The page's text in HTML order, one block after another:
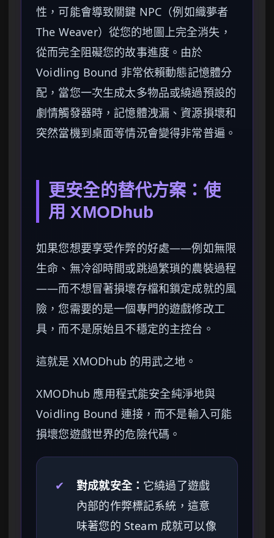
性，可能會導致關鍵 NPC（例如織夢者
The Weaver）從您的地圖上完全消失，
從而完全阻礙您的故事進度。由於
Voidling Bound 非常依賴動態記憶體分
配，當您一次生成太多物品或繞過預設的
劇情觸發器時，記憶體洩漏、資源損壞和
突然當機到桌面等情況會變得非常普遍。
更安全的替代方案：使
用 XMODhub
如果您想要享受作弊的好處——例如無限
生命、無冷卻時間或跳過繁瑣的農裝過程
——而不想冒著損壞存檔和鎖定成就的風
險，您需要的是一個專門的遊戲修改工
具，而不是原始且不穩定的主控台。
這就是 XMODhub 的用武之地。
XMODhub 應用程式能安全純淨地與
Voidling Bound 連接，而不是輸入可能
損壞您遊戲世界的危險代碼。
✔ 對成就安全： 它繞過了遊戲
內部的作弊標記系統，這意
味著您的 Steam 成就可以像